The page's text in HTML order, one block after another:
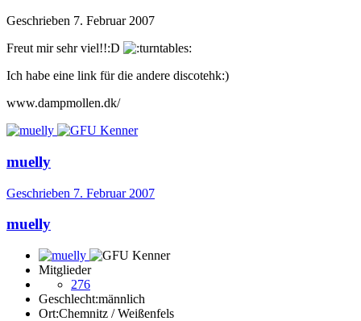
Geschrieben 7. Februar 2007
Freut mir sehr viel!!:D
Ich habe eine link für die andere discotehk:)
www.dampmollen.dk/
muelly
Geschrieben 7. Februar 2007
muelly
Mitglieder
276
Geschlecht:männlich
Ort:Chemnitz / Weißenfels